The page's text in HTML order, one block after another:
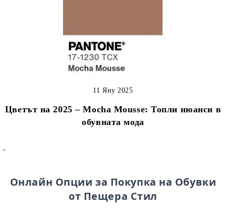
Цветът на 2025 – Mocha Mousse: Топли нюанси в
обувната мода
11 Яну 2025
-
Онлайн Опции за Покупка на Обувки
от Пещера Стил